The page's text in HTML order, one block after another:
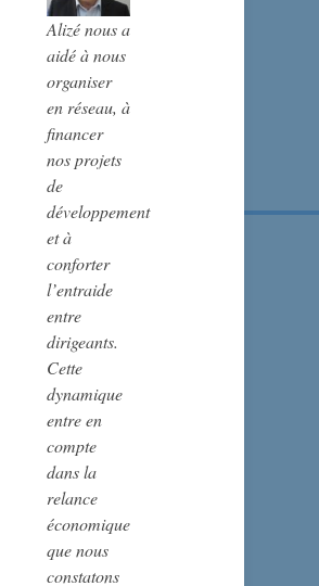
Alizé nous a
aidé à nous
organiser
en réseau, à
financer
nos projets
de
développement
et à
conforter
l’entraide
entre
dirigeants.
Cette
dynamique
entre en
compte
dans la
relance
économique
que nous
constatons